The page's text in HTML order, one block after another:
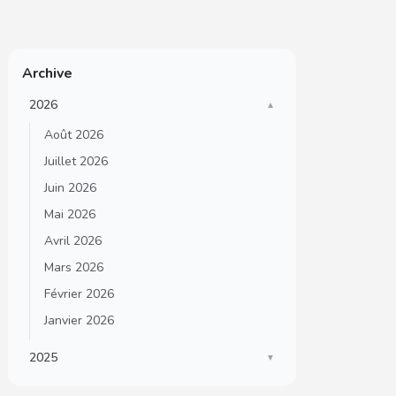
Archive
2026 ▼
Août 2026
Juillet 2026
Juin 2026
Mai 2026
Avril 2026
Mars 2026
Février 2026
Janvier 2026
2025 ▼